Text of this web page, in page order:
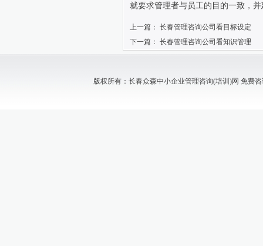
就要求管理者与员工的目的一致，
上一篇： 长春管理咨询公司看目标设定
下一篇： 长春管理咨询公司看知识管理
版权所有：长春众森中小企业管理咨询(培训)网 免费咨